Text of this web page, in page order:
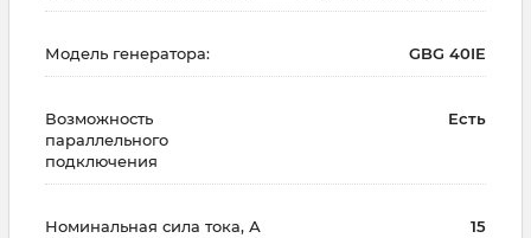
Модель генератора: GBG 40IE
Возможность
параллельного
подключения
Есть
Номинальная сила тока, А 15